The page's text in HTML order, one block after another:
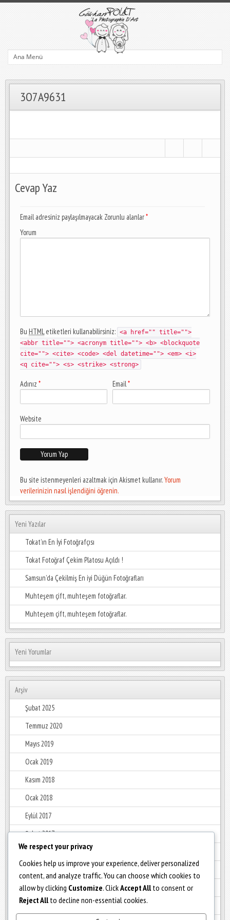
3O7A9631
Cevap Yaz
Email adresiniz paylaşılmayacak Zorunlu alanlar*
Yorum
Bu HTMLetiketleri kullanabilirsiniz: <a href="" title="">
<abbr title=""> <acronym title=""> <b> <blockquote
cite=""> <cite> <code> <del datetime=""> <em> <i>
<q cite=""> <s> <strike> <strong>
Adınız * Email*
Website
Bu site istenmeyenleri azaltmak için Akismet kullanır.Yorum
verilerinizin nasıl işlendiğini öğrenin.
Yeni Yazılar
Tokat’ın En İyi Fotoğrafçısı
Tokat Fotoğraf Çekim Platosu Açıldı !
Samsun’da Çekilmiş En iyi Düğün Fotoğrafları
Muhteşem çift, muhteşem fotoğraflar.
Muhteşem çift, muhteşem fotoğraflar.
Yeni Yorumlar
Arşiv
Şubat 2025
Temmuz 2020
Mayıs 2019
Ocak 2019
Kasım 2018
Ocak 2018
Eylül 2017
Şubat 2017
Ocak 2017
Aralık 2016
Haziran 2016
Mayıs 2016
We respect your privacy
Cookies help us improve your experience, deliver personalized
content, and analyze traffic. You can choose which cookies to
allow by clicking Customize. ClickAccept Allto consent or
Reject Allto decline non-essential cookies.